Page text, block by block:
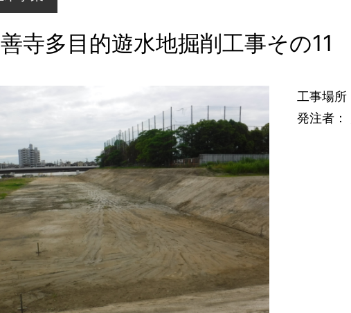
寺多目的遊水地掘削工事その11
工事場所
発注者：